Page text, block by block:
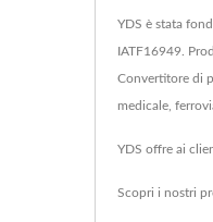
YDS è stata
IATF16949.
Convertitore di
medicale,
YDS offre ai
Scopri i nostri